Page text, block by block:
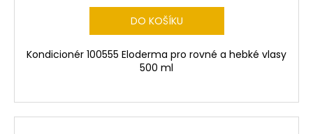
DO KOŠÍKU
Kondicionér 100555 Eloderma pro rovné a hebké vlasy
500 ml